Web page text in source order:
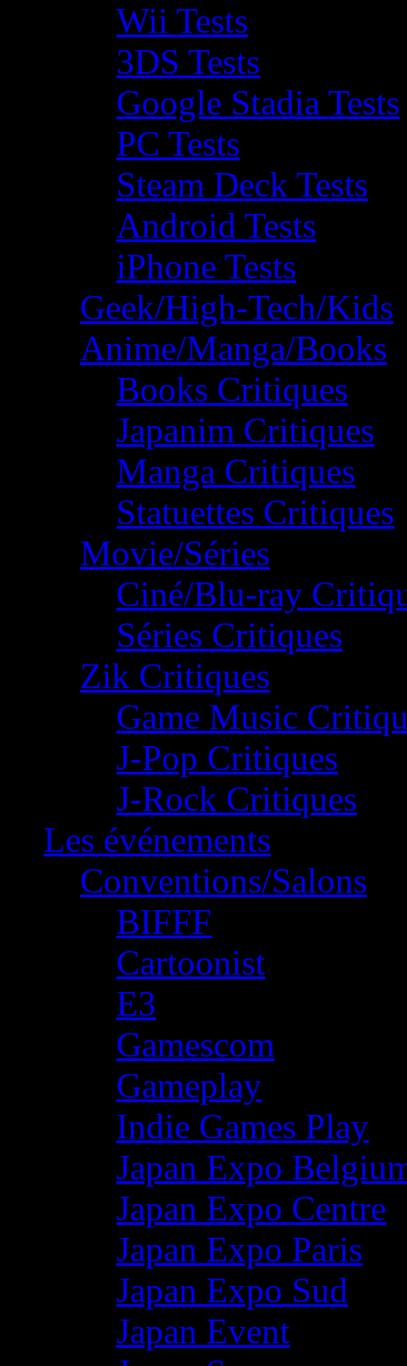
Wii Tests
3DS Tests
Google Stadia Tests
PC Tests
Steam Deck Tests
Android Tests
iPhone Tests
Geek/High-Tech/Kids
Anime/Manga/Books
Books Critiques
Japanim Critiques
Manga Critiques
Statuettes Critiques
Movie/Séries
Ciné/Blu-ray
Séries Critiques
Zik Critiques
Game Music
J-Pop Critiques
J-Rock Critiques
Les événements
Conventions/Salons
BIFFF
Cartoonist
E3
Gamescom
Gameplay
Indie Games Play
Japan Expo
Japan Expo Centre
Japan Expo Paris
Japan Expo Sud
Japan Event